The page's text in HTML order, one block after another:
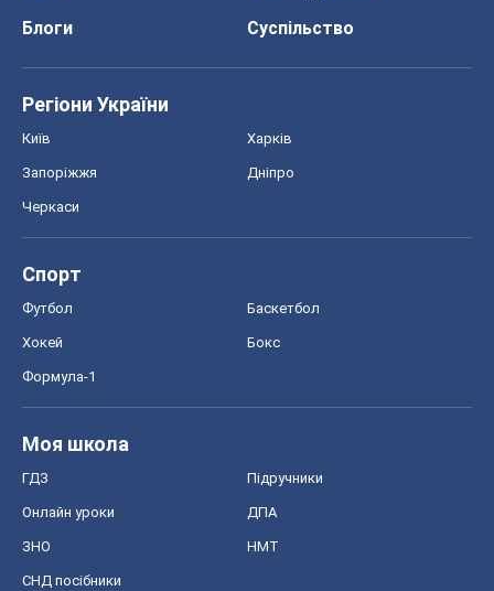
Блоги
Суспільство
Регіони України
Київ Харків
Запоріжжя Дніпро
Черкаси
Спорт
Футбол Баскетбол
Хокей Бокс
Формула-1
Моя школа
ГДЗ Підручники
Онлайн уроки ДПА
ЗНО НМТ
СНД посібники